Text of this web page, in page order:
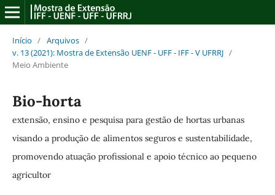
Início / Arquivos /
v. 13 (2021): Mostra de Extensão UENF - UFF - IFF - V UFRRJ /
Meio Ambiente
Bio-horta
extensão, ensino e pesquisa para gestão de hortas urbanas
visando a produção de alimentos seguros e sustentabilidade,
promovendo atuação profissional e apoio técnico ao pequeno
agricultor